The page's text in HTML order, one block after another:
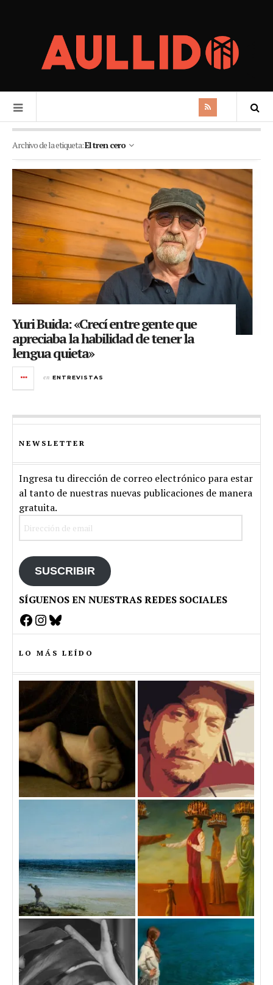
Archivo de la etiqueta:El tren cero
Yuri Buida: «Crecí entre gente que
apreciaba la habilidad de tener la
lengua quieta»
en ENTREVISTAS
NEWSLETTER
Ingresa tu dirección de correo electrónico para estar
al tanto de nuestras nuevas publicaciones de manera
gratuita.
SUSCRIBIR
SÍGUENOS EN NUESTRAS REDES SOCIALES
Facebook
Instagram
Bluesky
LO MÁS LEÍDO